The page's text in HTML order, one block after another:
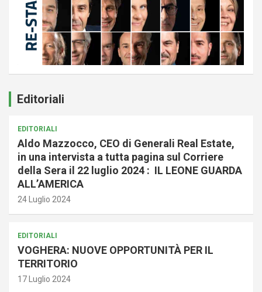
Editoriali
EDITORIALI
Aldo Mazzocco, CEO di Generali Real Estate,
in una intervista a tutta pagina sul Corriere
della Sera il 22 luglio 2024 : IL LEONE GUARDA
ALL’AMERICA
24 Luglio 2024
EDITORIALI
VOGHERA: NUOVE OPPORTUNITÀ PER IL
TERRITORIO
17 Luglio 2024